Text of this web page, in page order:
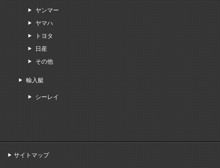
ヤンマー
ヤマハ
トヨタ
日産
その他
輸入艇
シーレイ
サイトマップ